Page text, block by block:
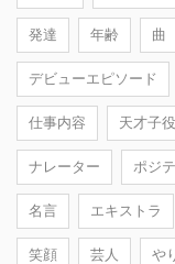
発達 年齢 曲
デビューエピソード
仕事内容 天才子役
ナレーター ポジ
名言 エキストラ
笑顔 芸人 や